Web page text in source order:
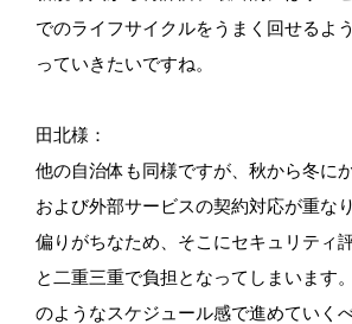
でのライフサイクルをうまく回せるよ
っていきたいですね。
田北様：
他の自治体も同様ですが、秋から冬に
および外部サービスの契約対応が重な
偏りがちなため、そこにセキュリティ
と二重三重で負担となってしまいます
のようなスケジュール感で進めていく